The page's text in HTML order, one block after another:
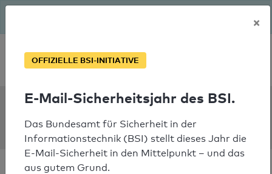
Soforthilfe bei Notfällen
centrestageeaglescliffe.org.uk
×
OFFIZIELLE BSI-INITIATIVE
E-Mail-Sicherheitsjahr des BSI.
Das Bundesamt für Sicherheit in der
Informationstechnik (BSI) stellt dieses Jahr die
E-Mail-Sicherheit in den Mittelpunkt – und das
aus gutem Grund.